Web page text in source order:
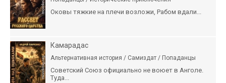
Оковы тяжкие на плечи возложи, Рабом вдали...
Камарадас
Альтернативная история / Самиздат / Попаданцы
Советский Союз официально не воюет в Анголе.
Туда...